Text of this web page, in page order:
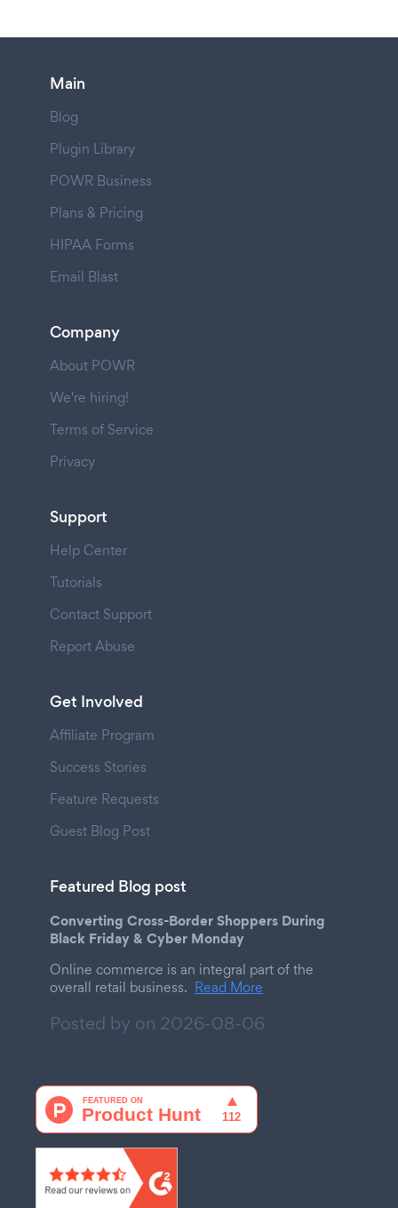
Main
Blog
Plugin Library
POWR Business
Plans & Pricing
HIPAA Forms
Email Blast
Company
About POWR
We're hiring!
Terms of Service
Privacy
Support
Help Center
Tutorials
Contact Support
Report Abuse
Get Involved
Affiliate Program
Success Stories
Feature Requests
Guest Blog Post
Featured Blog post
Converting Cross-Border Shoppers During
Black Friday & Cyber Monday
Online commerce is an integral part of the
overall retail business. Read More
Posted by on 2026-08-06